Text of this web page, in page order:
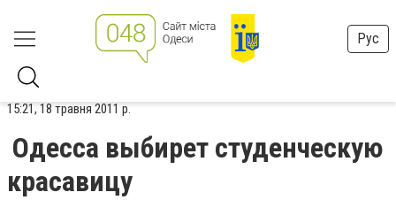
Рус
15:21, 18 травня 2011 р.
Одесса выбирет студенческую
красавицу